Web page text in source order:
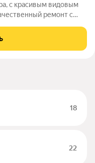
с красивым видовым
ремонт с
красивое
18
22